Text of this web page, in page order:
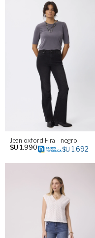
Jean oxford Fira - negro
$U 1.990 $U 1.692